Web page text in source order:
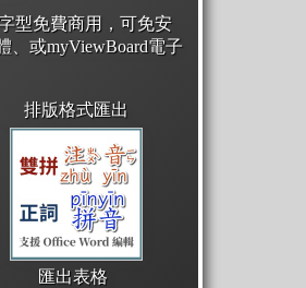
型免費商用，可免安
、或myViewBoard電子
排版格式匯出
匯出表格